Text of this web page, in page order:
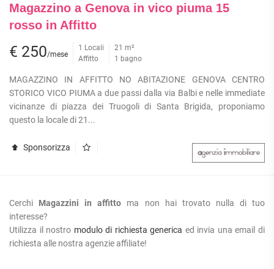
Magazzino a Genova in vico piuma 15
rosso in Affitto
€ 250/mese
1 Locali
Affitto
21 m²
1 bagno
MAGAZZINO IN AFFITTO NO ABITAZIONE GENOVA CENTRO
STORICO VICO PIUMA a due passi dalla via Balbi e nelle immediate
vicinanze di piazza dei Truogoli di Santa Brigida, proponiamo
questo la locale di 21...
Sponsorizza
Cerchi Magazzini in affitto ma non hai trovato nulla di tuo
interesse?
Utilizza il nostro modulo di richiesta generica ed invia una email di
richiesta alle nostra agenzie affiliate!